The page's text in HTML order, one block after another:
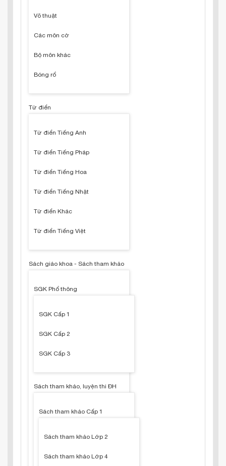
Võ thuật
Các môn cờ
Bộ môn khác
Bóng rổ
Từ điển
Từ điển Tiếng Anh
Từ điển Tiếng Pháp
Từ điển Tiếng Hoa
Từ điển Tiếng Nhật
Từ điển Khác
Từ điển Tiếng Việt
Sách giáo khoa - Sách tham khảo
SGK Phổ thông
SGK Cấp 1
SGK Cấp 2
SGK Cấp 3
Sách tham khảo, luyện thi ĐH
Sách tham khảo Cấp 1
Sách tham khảo Lớp 2
Sách tham khảo Lớp 4